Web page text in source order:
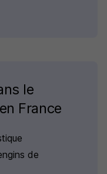
le
France
de